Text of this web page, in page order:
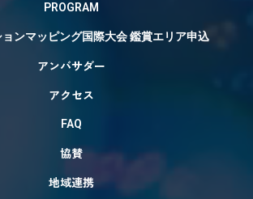
PROGRAM
ンマッピング国際大会 鑑賞エリア申込
アンバサダー
アクセス
FAQ
協賛
地域連携